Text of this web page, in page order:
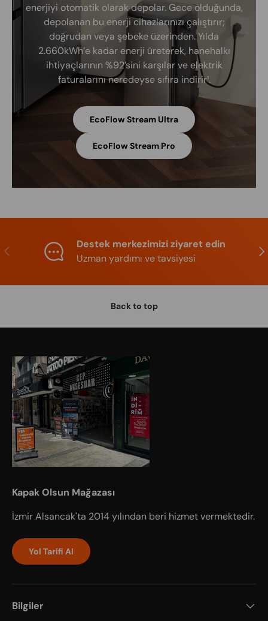
enerjiyi otomatik olarak depolar. Gece olduğunda,
depolanan bu enerji cihazlarınızı çalıştırır;
doğrudan veya şebeke üzerinden. Yılda
2.660kWh’e kadar enerji üreterek, hanehalkı
ihtiyaçlarının %92’sini karşılar ve elektrik
faturalarını neredeyse sıfıra indirir¹.
EcoFlow Stream Ultra
EcoFlow Stream Pro
Previous
Destek merkezimizi ziyaret edin
Uzman yardımı ve tavsiyesi
Back to top
Kapak Olsun Mağazası
İzmir Alsancak'ta 2014 yılından beri hizmet vermektedir.
Yol Tarifi Al
Bilgiler